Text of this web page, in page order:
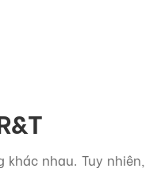
nhau. Tuy nhiên,